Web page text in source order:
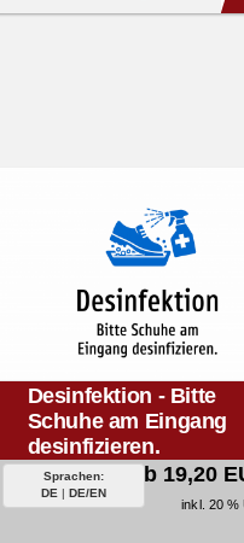
Desinfektion - Bitte
Schuhe am Eingang
desinfizieren.
Sprachen:
DE | DE/EN
ab 19,20
inkl. 20 %